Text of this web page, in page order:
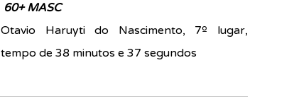
60+ MASC
Otavio Haruyti do Nascimento, 7º lugar,
tempo de 38 minutos e 37 segundos